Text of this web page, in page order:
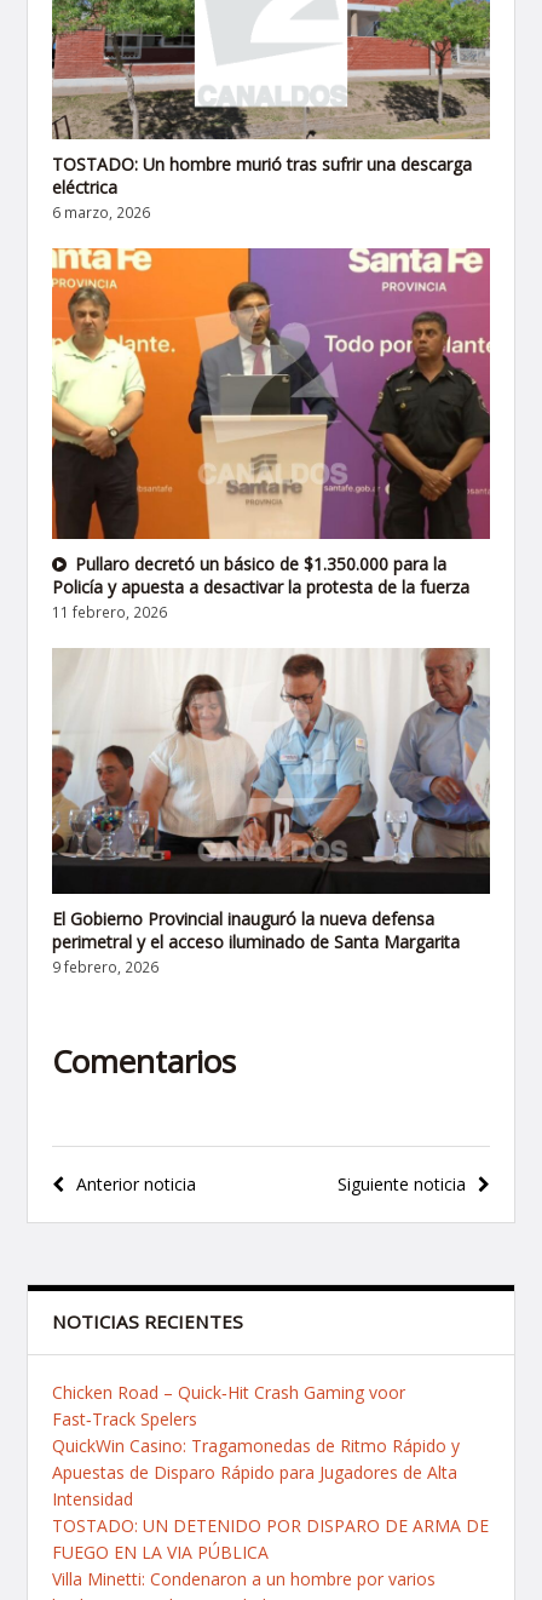
TOSTADO: Un hombre murió tras sufrir una descarga
eléctrica
6 marzo, 2026
Pullaro decretó un básico de $1.350.000 para la
Policía y apuesta a desactivar la protesta de la fuerza
11 febrero, 2026
El Gobierno Provincial inauguró la nueva defensa
perimetral y el acceso iluminado de Santa Margarita
9 febrero, 2026
Comentarios
Navegación
de
Siguiente noticia
Anterior noticia
NOTICIAS RECIENTES
Chicken Road – Quick‑Hit Crash Gaming voor
Fast‑Track Spelers
QuickWin Casino: Tragamonedas de Ritmo Rápido y
Apuestas de Disparo Rápido para Jugadores de Alta
Intensidad
TOSTADO: UN DETENIDO POR DISPARO DE ARMA DE
FUEGO EN LA VIA PÚBLICA
Villa Minetti: Condenaron a un hombre por varios